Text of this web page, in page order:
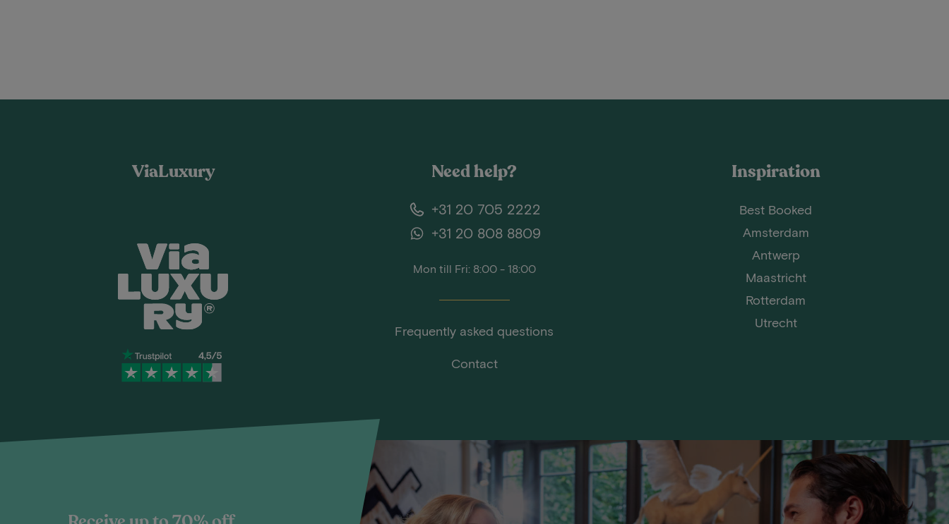
ViaLuxury Need help?
+31 20 705 2222
+31 20 808 8809
Mon till Fri: 8:00 - 18:00
Frequently asked questions
Contact
Inspiration
Best Booked
Amsterdam
Antwerp
Maastricht
Rotterdam
Utrecht